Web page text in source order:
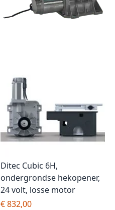
Ditec Cubic 6H,
ondergrondse hekopener,
24 volt, losse motor
€ 832,00